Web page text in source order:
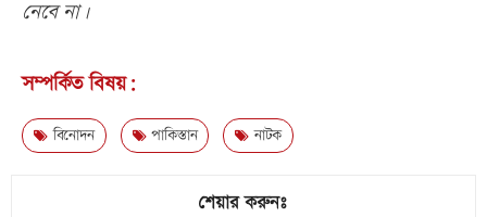
নেবে না।
সম্পর্কিত বিষয়:
বিনোদন পাকিস্তান নাটক
শেয়ার করুনঃ